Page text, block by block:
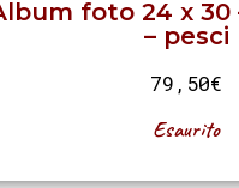
foto 24 x 30
– pesci
79,50€
Esaurito